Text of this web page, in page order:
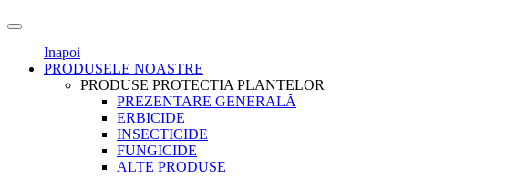
Inapoi
PRODUSELE NOASTRE
PRODUSE PROTECTIA PLANTELOR
PREZENTARE GENERALĂ
ERBICIDE
INSECTICIDE
FUNGICIDE
ALTE PRODUSE